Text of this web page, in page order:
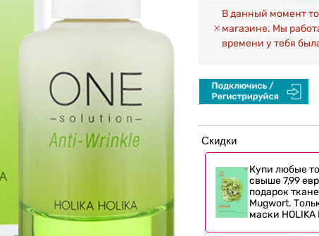
В данный момент
магазине. Мы
времени у тебя
Скидки
Купи любые
свыше 7,99
подарок
Mugwort.
маски HOLIKA